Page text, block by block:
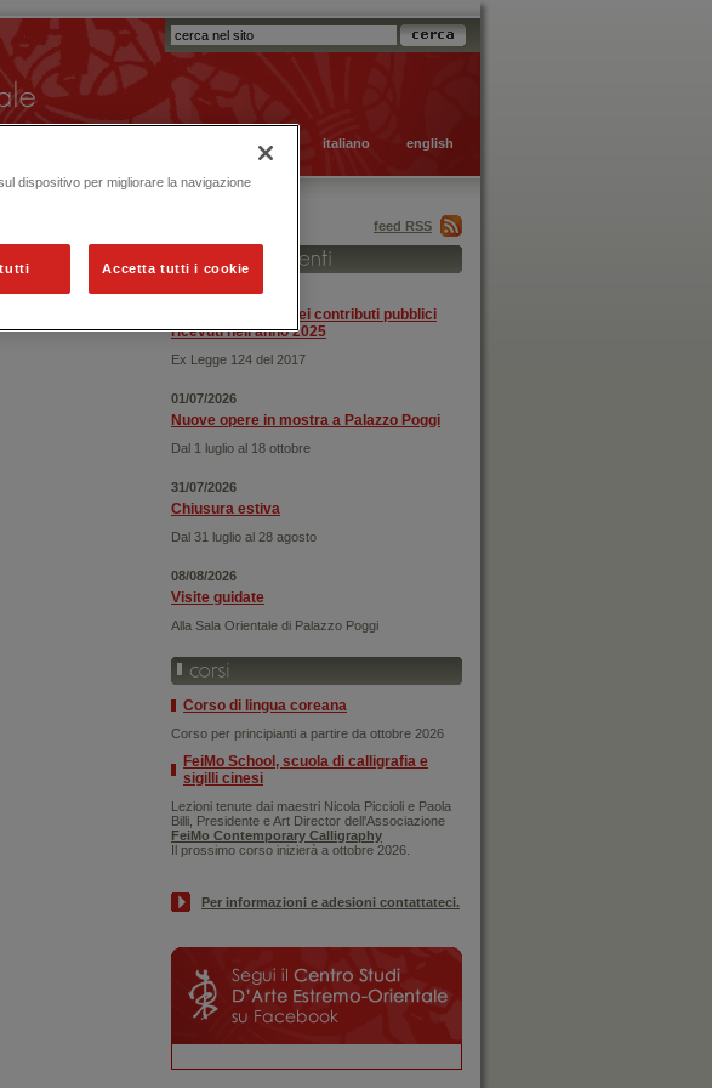
italiano english
feed RSS
31/12/2025
Rendicontazione dei contributi pubblici
ricevuti nell'anno 2025
Ex Legge 124 del 2017
01/07/2026
Nuove opere in mostra a Palazzo Poggi
Dal 1 luglio al 18 ottobre
31/07/2026
Chiusura estiva
Dal 31 luglio al 28 agosto
08/08/2026
Visite guidate
Alla Sala Orientale di Palazzo Poggi
Corso di lingua coreana
Corso per principianti a partire da ottobre 2026
FeiMo School, scuola di calligrafia e
sigilli cinesi
Lezioni tenute dai maestri Nicola Piccioli e Paola
Billi, Presidente e Art Director dell'Associazione
FeiMo Contemporary Calligraphy
Il prossimo corso inizierà a ottobre 2026.
Per informazioni e adesioni contattateci.
dispositivo per migliorare la navigazione
Accetta tutti i cookie